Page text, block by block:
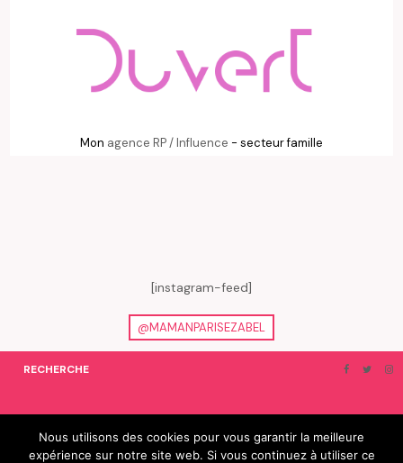
Mon agence RP / Influence - secteur famille
[instagram-feed]
@MAMANPARISEZABEL
RECHERCHE
ON EN PARLE… BLOGROLL
Nous utilisons des cookies pour vous garantir la meilleure
expérience sur notre site web. Si vous continuez à utiliser ce